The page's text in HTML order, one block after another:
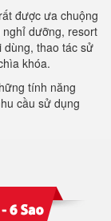
được ưa chuộng
dưỡng, resort
dùng, thao tác sử
khóa.
tính năng
cầu sử dụng